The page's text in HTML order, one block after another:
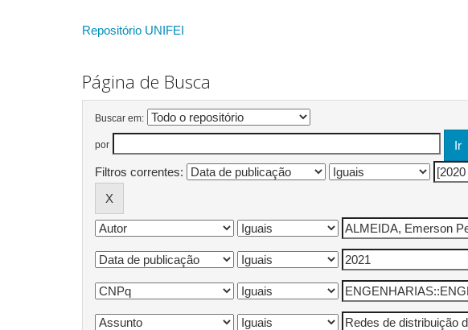
Repositório UNIFEI
Página de Busca
Buscar em:
por
Filtros correntes: